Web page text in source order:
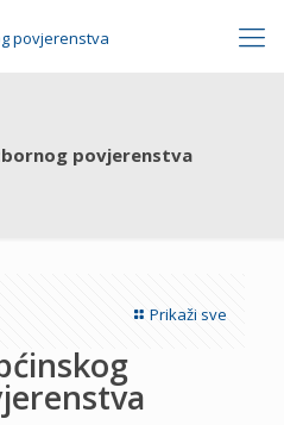
povjerenstva
Prikaži sve